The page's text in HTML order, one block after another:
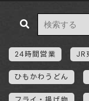
24時間営業 JR
ひもかわうどん